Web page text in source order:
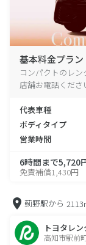
基本料金プラン
コンパクトのレ
店舗お電話くださ
代表車種
ボディタイプ
営業時間
6時間まで5,720
免責補償1,430円
薊野駅から
トヨタレ
高知市駅前